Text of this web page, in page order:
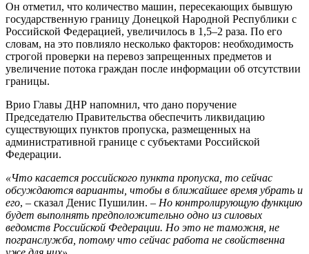
Он отметил, что количество машин, пересекающих бывшую
государственную границу Донецкой Народной Республики с
Российской Федерацией, увеличилось в 1,5–2 раза. По его
словам, на это повлияло несколько факторов: необходимость
строгой проверки на перевоз запрещенных предметов и
увеличение потока граждан после информации об отсутствии
границы.
Врио Главы ДНР напомнил, что дано поручение
Председателю Правительства обеспечить ликвидацию
существующих пунктов пропуска, размещенных на
административной границе с субъектами Российской
Федерации.
«Что касается российского пункта пропуска, то сейчас
обсуждаются варианты, чтобы в ближайшее время убрать и
его, – сказал Денис Пушилин. – Но контролирующую функцию
будет выполнять предположительно одно из силовых
ведомств Российской Федерации. Но это не таможня, не
погранслужба, потому что сейчас работа не свойственна